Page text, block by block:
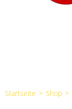
Startseite > Shop >